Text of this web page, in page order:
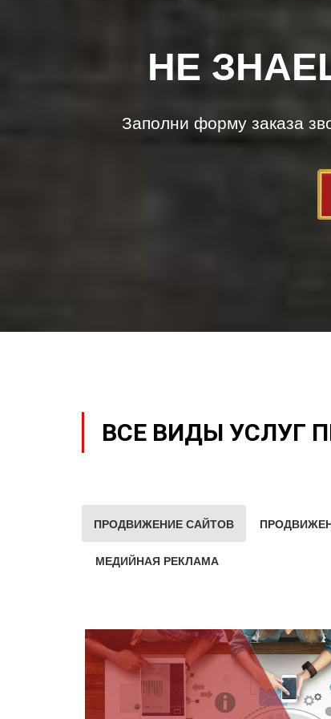
НЕ
Заполни форму заказа
ВСЕ ВИДЫ УСЛУГ
ПРОДВИЖЕНИЕ САЙТОВ
МЕДИЙНАЯ РЕКЛАМА